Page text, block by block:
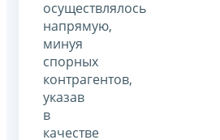
осуществлялось
напрямую,
минуя
спорных
контрагентов,
указав
в
качестве